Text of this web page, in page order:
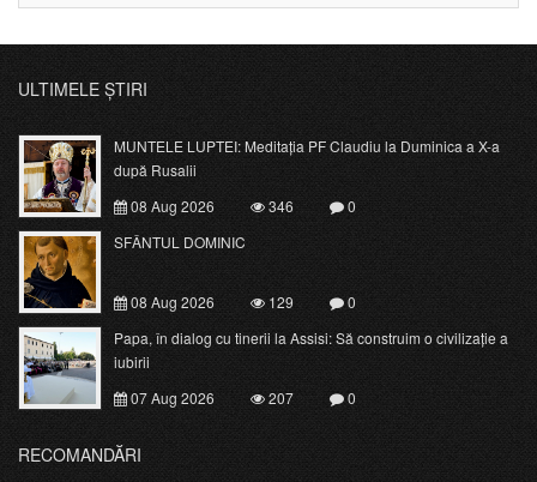
ULTIMELE ȘTIRI
MUNTELE LUPTEI: Meditația PF Claudiu la Duminica a X-a
după Rusalii
08 Aug 2026
346
0
SFÂNTUL DOMINIC
08 Aug 2026 129
0
Papa, în dialog cu tinerii la Assisi: Să construim o civilizație a
iubirii
07 Aug 2026
207 0
RECOMANDĂRI